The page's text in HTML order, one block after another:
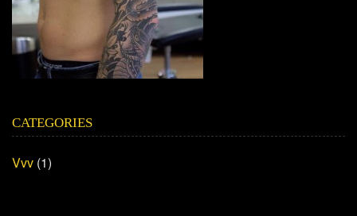
CATEGORIES
Vvv (1)